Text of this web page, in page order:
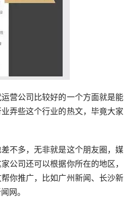
营公司比较好的一个方面就是能
弄些这个行业的热文，毕竟大家
不多，无非就是这个朋友圈，媒
公司还可以根据你所在的地区，
你推广，比如广州新闻、长沙新
网。